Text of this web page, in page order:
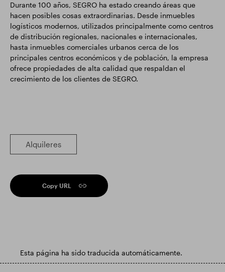
Durante 100 años, SEGRO ha estado creando áreas que
hacen posibles cosas extraordinarias. Desde inmuebles
logísticos modernos, utilizados principalmente como centros
de distribución regionales, nacionales e internacionales,
hasta inmuebles comerciales urbanos cerca de los
principales centros económicos y de población, la empresa
ofrece propiedades de alta calidad que respaldan el
crecimiento de los clientes de SEGRO.
Alquileres
Copy URL
Esta página ha sido traducida automáticamente.